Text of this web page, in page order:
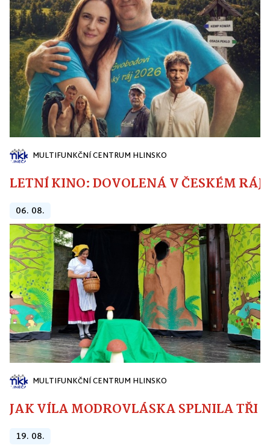
MULTIFUNKČNÍ CENTRUM HLINSKO
LETNÍ KINO: DOVOLENÁ V ČESKÉM RÁJI
06. 08.
MULTIFUNKČNÍ CENTRUM HLINSKO
JAK VÍLA MODROVLÁSKA SPLNILA
19. 08.